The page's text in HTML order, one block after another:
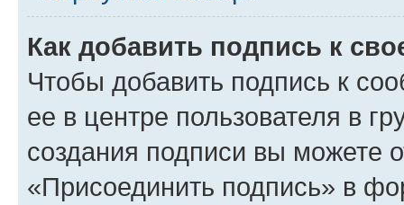
Как добавить подпись к
Чтобы добавить подпись к
ее в центре пользователя в
создания подписи вы можете
«Присоединить подпись» в